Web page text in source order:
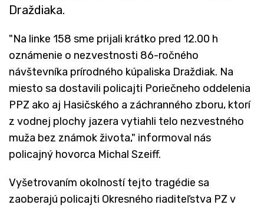
Draždiaka.
"Na linke 158 sme prijali krátko pred 12.00 h
oznámenie o nezvestnosti 86-ročného
návštevníka prírodného kúpaliska Draždiak. Na
miesto sa dostavili policajti Poriečneho oddelenia
PPZ ako aj Hasičského a záchranného zboru, ktorí
z vodnej plochy jazera vytiahli telo nezvestného
muža bez známok života," informoval nás
policajný hovorca Michal Szeiff.
Vyšetrovaním okolností tejto tragédie sa
zaoberajú policajti Okresného riaditeľstva PZ v